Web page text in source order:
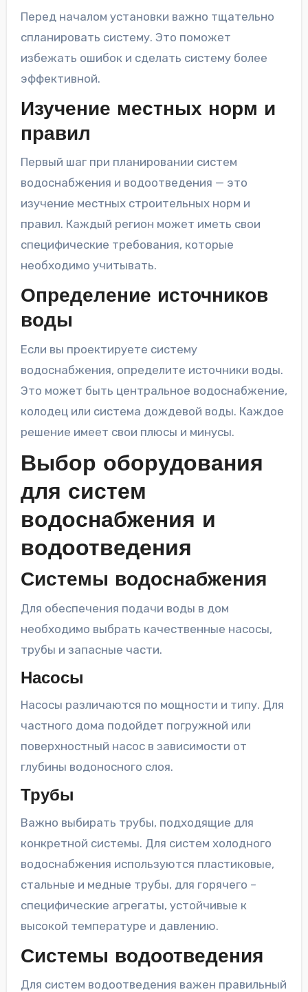
Перед началом установки важно тщательно
спланировать систему. Это поможет
избежать ошибок и сделать систему более
эффективной.
Изучение местных норм и
правил
Первый шаг при планировании систем
водоснабжения и водоотведения — это
изучение местных строительных норм и
правил. Каждый регион может иметь свои
специфические требования, которые
необходимо учитывать.
Определение источников
воды
Если вы проектируете систему
водоснабжения, определите источники воды.
Это может быть центральное водоснабжение,
колодец или система дождевой воды. Каждое
решение имеет свои плюсы и минусы.
Выбор оборудования
для систем
водоснабжения и
водоотведения
Системы водоснабжения
Для обеспечения подачи воды в дом
необходимо выбрать качественные насосы,
трубы и запасные части.
Насосы
Насосы различаются по мощности и типу. Для
частного дома подойдет погружной или
поверхностный насос в зависимости от
глубины водоносного слоя.
Трубы
Важно выбирать трубы, подходящие для
конкретной системы. Для систем холодного
водоснабжения используются пластиковые,
стальные и медные трубы, для горячего –
специфические агрегаты, устойчивые к
высокой температуре и давлению.
Системы водоотведения
Для систем водоотведения важен правильный